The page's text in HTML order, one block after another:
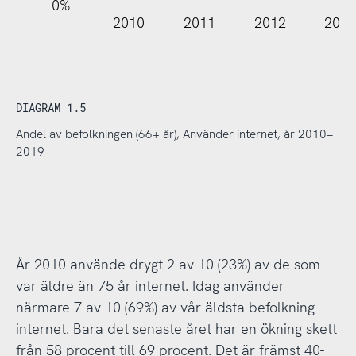
0%
2010 2011 2012 2013
DIAGRAM 1.5
Andel av befolkningen (66+ år), Använder internet, år 2010–
2019
År 2010 använde drygt 2 av 10 (23%) av de som
var äldre än 75 år internet. Idag använder
närmare 7 av 10 (69%) av vår äldsta befolkning
internet. Bara det senaste året har en ökning skett
från 58 procent till 69 procent. Det är främst 40-